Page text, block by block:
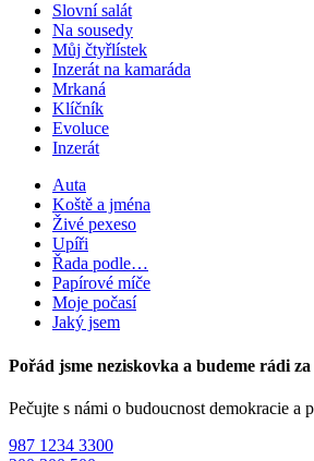
Slovní salát
Na sousedy
Můj čtyřlístek
Inzerát na kamaráda
Mrkaná
Klíčník
Evoluce
Inzerát
Auta
Koště a jména
Živé pexeso
Upíři
Řada podle…
Papírové míče
Moje počasí
Jaký jsem
Pořád jsme neziskovka a budeme rádi
Pečujte s námi o budoucnost demokracie
987 1234 3300